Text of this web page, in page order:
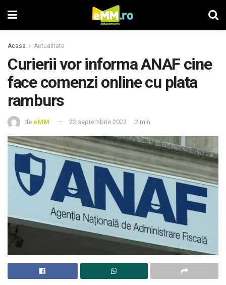
Acasa Actualitate
Curierii vor informa ANAF cine
face comenzi online cu plata
ramburs
de eMM 22 septembrie 2022 2 min